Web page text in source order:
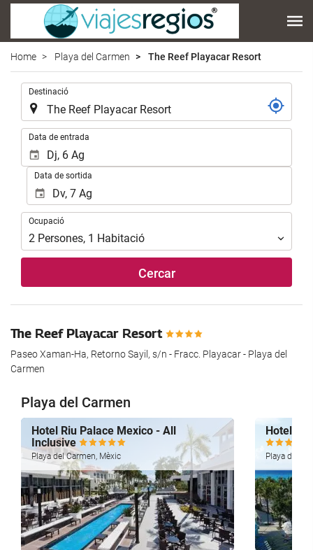
Home Playa del Carmen The Reef Playacar Resort
Destinació
Data de entrada
Data de sortida
Ocupació
Ocupació
2 Persones, 1 Habitació
Cercar
The Reef Playacar Resort
Paseo Xaman-Ha, Retorno Sayil, s/n - Fracc. Playacar - Playa del
Carmen
Playa del Carmen
Hotel Riu Palace Mexico - All
Inclusive
Playa del Carmen, Mèxic
Hotel
Playa del